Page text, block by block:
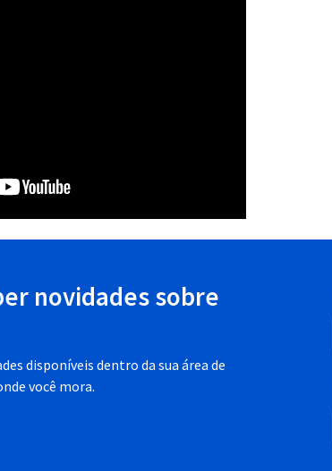
novidades sobre
disponíveis dentro da sua área de
você mora.